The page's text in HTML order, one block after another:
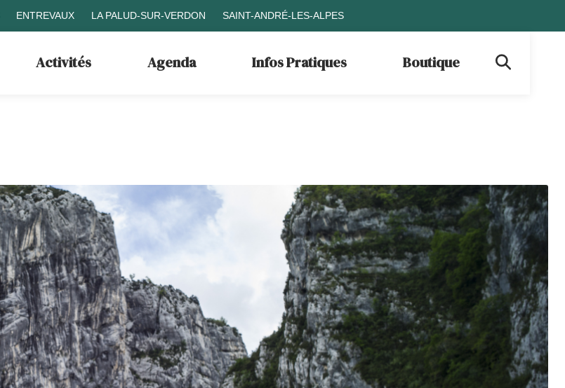
ENTREVAUX LA PALUD-SUR-VERDON SAINT-ANDRÉ-LES-ALPES
Activités Agenda Infos Pratiques Boutique